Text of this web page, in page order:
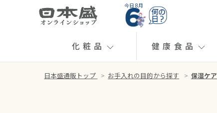
今日 8月
化粧品 健康食品
日本盛通販トップ > お手入れの目的から探す > 保湿ケア